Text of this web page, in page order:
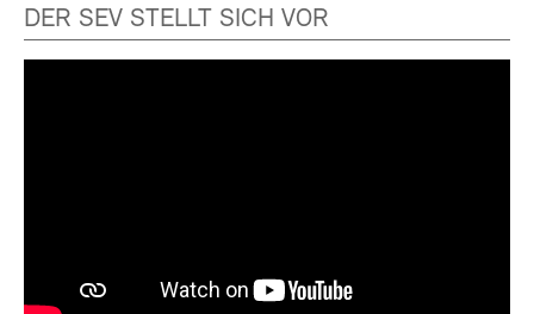
DER SEV STELLT SICH VOR